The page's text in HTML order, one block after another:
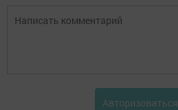
Авторизоваться